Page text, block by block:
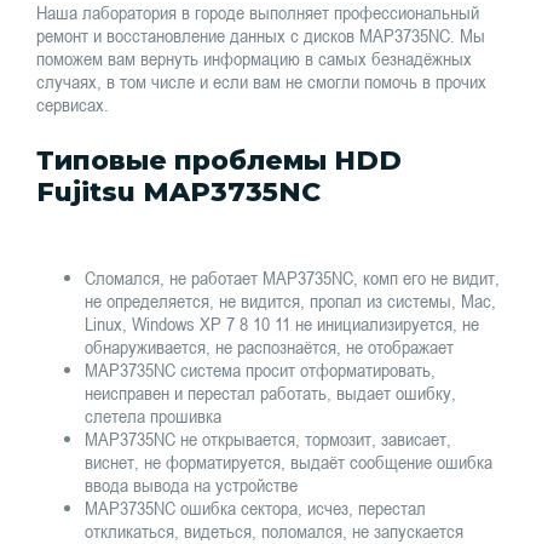
Наша лаборатория в городе выполняет профессиональный
ремонт и восстановление данных с дисков MAP3735NC. Мы
поможем вам вернуть информацию в самых безнадёжных
случаях, в том числе и если вам не смогли помочь в прочих
сервисах.
Типовые проблемы HDD
Fujitsu MAP3735NC
Сломался, не работает MAP3735NC, комп его не видит,
не определяется, не видится, пропал из системы, Mac,
Linux, Windows XP 7 8 10 11 не инициализируется, не
обнаруживается, не распознаётся, не отображает
MAP3735NC система просит отформатировать,
неисправен и перестал работать, выдает ошибку,
слетела прошивка
MAP3735NC не открывается, тормозит, зависает,
виснет, не форматируется, выдаёт сообщение ошибка
ввода вывода на устройстве
MAP3735NC ошибка сектора, исчез, перестал
откликаться, видеться, поломался, не запускается